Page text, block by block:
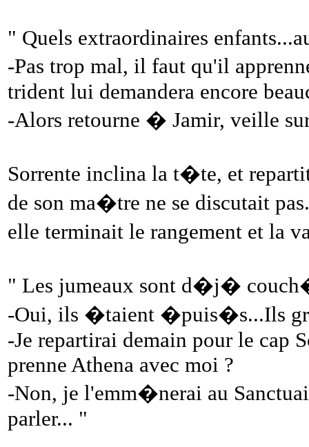
" Quels extraordinaires
-Pas trop mal, il faut qu'il
trident lui demandera encore
-Alors retourne � Jamir, veille
Sorrente inclina la t�te, et
de son ma�tre ne se discutait
elle terminait le rangement et la
" Les jumeaux sont d�j�
-Oui, ils �taient �puis�s...Ils
-Je repartirai demain pour le cap
prenne Athena avec moi ?
-Non, je l'emm�nerai au
parler... "